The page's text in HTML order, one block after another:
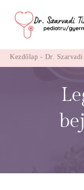
Dr.
Kezdőlap - Dr.